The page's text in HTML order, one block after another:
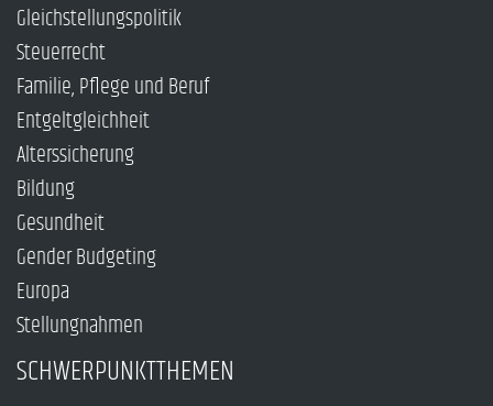
Gleichstellungspolitik
Steuerrecht
Familie, Pflege und Beruf
Entgeltgleichheit
Alterssicherung
Bildung
Gesundheit
Gender Budgeting
Europa
Stellungnahmen
SCHWERPUNKTTHEMEN